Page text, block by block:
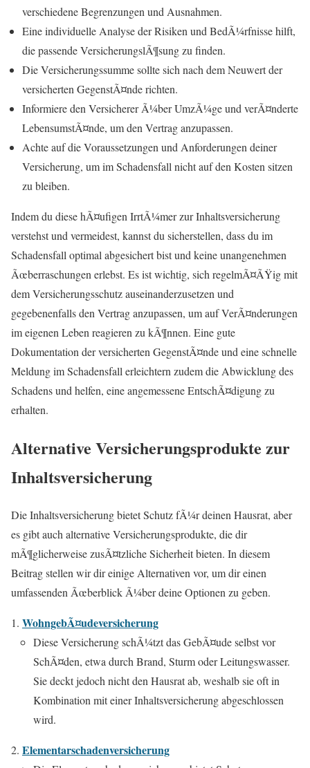
verschiedene Begrenzungen und Ausnahmen.
Eine individuelle Analyse der Risiken und BedÃ¼rfnisse hilft,
die passende VersicherungslÃ¶sung zu finden.
Die Versicherungssumme sollte sich nach dem Neuwert der
versicherten GegenstÃ¤nde richten.
Informiere den Versicherer Ã¼ber UmzÃ¼ge und verÃ¤nderte
LebensumstÃ¤nde, um den Vertrag anzupassen.
Achte auf die Voraussetzungen und Anforderungen deiner
Versicherung, um im Schadensfall nicht auf den Kosten sitzen
zu bleiben.
Indem du diese hÃ¤ufigen IrrtÃ¼mer zur Inhaltsversicherung
verstehst und vermeidest, kannst du sicherstellen, dass du im
Schadensfall optimal abgesichert bist und keine unangenehmen
Ãœberraschungen erlebst. Es ist wichtig, sich regelmÃ¤ÃŸig mit
dem Versicherungsschutz auseinanderzusetzen und
gegebenenfalls den Vertrag anzupassen, um auf VerÃ¤nderungen
im eigenen Leben reagieren zu kÃ¶nnen. Eine gute
Dokumentation der versicherten GegenstÃ¤nde und eine schnelle
Meldung im Schadensfall erleichtern zudem die Abwicklung des
Schadens und helfen, eine angemessene EntschÃ¤digung zu
erhalten.
Alternative Versicherungsprodukte zur
Inhaltsversicherung
Die Inhaltsversicherung bietet Schutz fÃ¼r deinen Hausrat, aber
es gibt auch alternative Versicherungsprodukte, die dir
mÃ¶glicherweise zusÃ¤tzliche Sicherheit bieten. In diesem
Beitrag stellen wir dir einige Alternativen vor, um dir einen
umfassenden Ãœberblick Ã¼ber deine Optionen zu geben.
WohngebÃ¤udeversicherung
Diese Versicherung schÃ¼tzt das GebÃ¤ude selbst vor
SchÃ¤den, etwa durch Brand, Sturm oder Leitungswasser.
Sie deckt jedoch nicht den Hausrat ab, weshalb sie oft in
Kombination mit einer Inhaltsversicherung abgeschlossen
wird.
Elementarschadenversicherung